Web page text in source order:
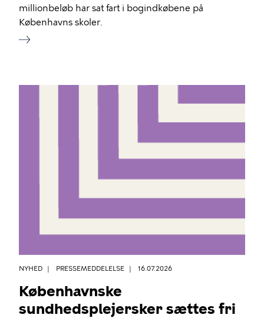
millionbeløb har sat fart i bogindkøbene på
Københavns skoler.
NYHED PRESSEMEDDELELSE 16.07.2026
Københavnske
sundhedsplejersker sættes fri